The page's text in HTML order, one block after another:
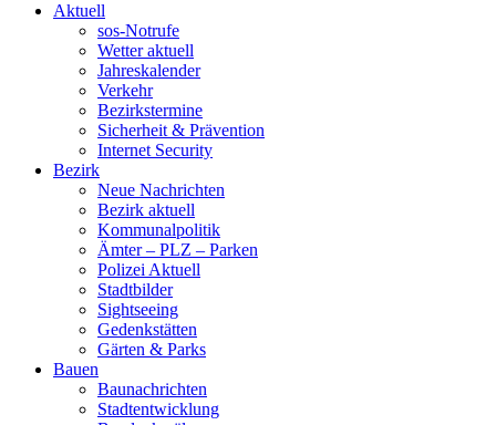
Aktuell
sos-Notrufe
Wetter aktuell
Jahreskalender
Verkehr
Bezirkstermine
Sicherheit & Prävention
Internet Security
Bezirk
Neue Nachrichten
Bezirk aktuell
Kommunalpolitik
Ämter – PLZ – Parken
Polizei Aktuell
Stadtbilder
Sightseeing
Gedenkstätten
Gärten & Parks
Bauen
Baunachrichten
Stadtentwicklung